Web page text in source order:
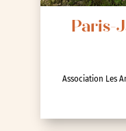
Paris-
Association Les